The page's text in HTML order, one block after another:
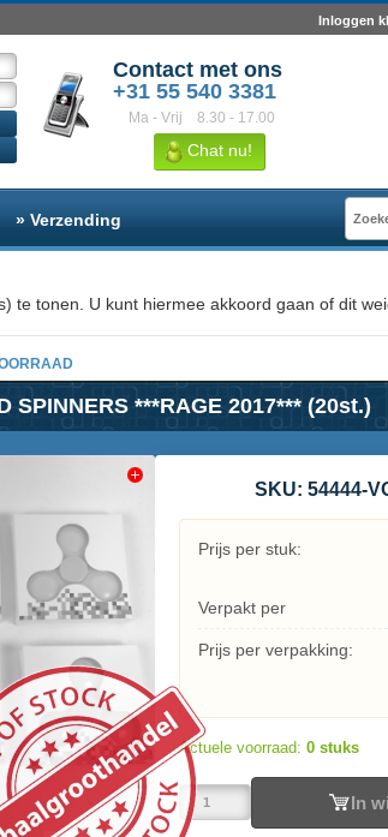
Inloggen
Contact met ons
+31 55 540 3381
Ma - Vrij 8.30 - 17.00
Chat nu!
» Verzending
te tonen. U kunt hiermee akkoord gaan of dit
SPINNERS ***RAGE 2017*** (20st.)
SKU: 54444-
Prijs per stuk:
Verpakt per
Prijs per verpakking:
Actuele voorraad: 0 stuks
In